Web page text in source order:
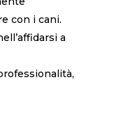
con i cani.
a